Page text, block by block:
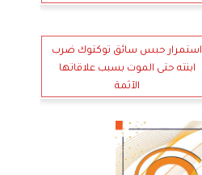
استمرار حبس سائق توكتوك ضرب
ابنته حتى الموت بسبب علاقاتها
الآثمة